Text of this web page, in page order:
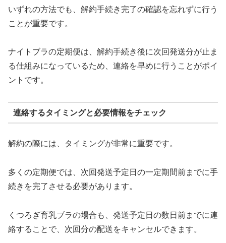
いずれの方法でも、解約手続き完了の確認を忘れずに行う
ことが重要です。
ナイトブラの定期便は、解約手続き後に次回発送分が止ま
る仕組みになっているため、連絡を早めに行うことがポイ
ントです。
連絡するタイミングと必要情報をチェック
解約の際には、タイミングが非常に重要です。
多くの定期便では、次回発送予定日の一定期間前までに手
続きを完了させる必要があります。
くつろぎ育乳ブラの場合も、発送予定日の数日前までに連
絡することで、次回分の配送をキャンセルできます。